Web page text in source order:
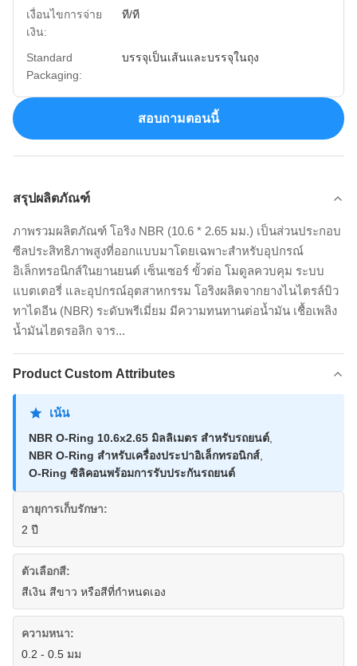
เงื่อนไขการจ่าย
เงิน:
ที/ที
Standard
Packaging:
บรรจุเป็นเส้นและบรรจุในถุง
สอบถามตอนนี้
สรุปผลิตภัณฑ์
ภาพรวมผลิตภัณฑ์ โอริง NBR (10.6 * 2.65 มม.) เป็นส่วนประกอบ
ซีลประสิทธิภาพสูงที่ออกแบบมาโดยเฉพาะสำหรับอุปกรณ์
อิเล็กทรอนิกส์ในยานยนต์ เซ็นเซอร์ ขั้วต่อ โมดูลควบคุม ระบบ
แบตเตอรี่ และอุปกรณ์อุตสาหกรรม โอริงผลิตจากยางไนไตรล์บิว
ทาไดอีน (NBR) ระดับพรีเมี่ยม มีความทนทานต่อน้ำมัน เชื้อเพลิง
น้ำมันไฮดรอลิก จาร...
Product Custom Attributes
เน้น
NBR O-Ring 10.6x2.65 มิลลิเมตร สําหรับรถยนต์,
NBR O-Ring สําหรับเครื่องประปาอิเล็กทรอนิกส์,
O-Ring ซิลิคอนพร้อมการรับประกันรถยนต์
อายุการเก็บรักษา:
2 ปี
ตัวเลือกสี:
สีเงิน สีขาว หรือสีที่กำหนดเอง
ความหนา:
0.2 - 0.5 มม